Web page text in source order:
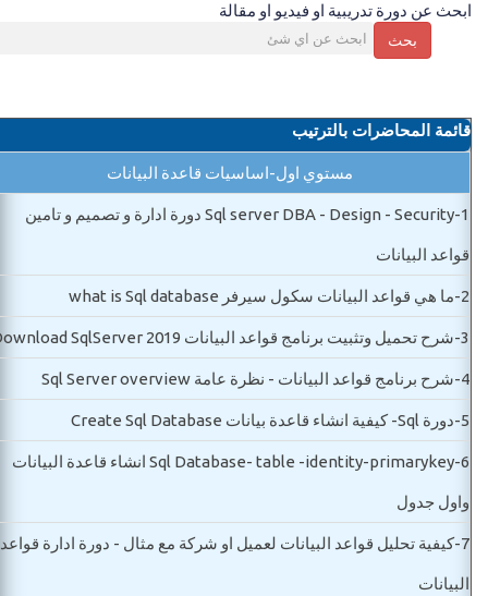
ابحث عن دورة تدريبية او فيديو او مقالة
بحث
قائمة المحاضرات بالترتيب
مستوي اول-اساسيات قاعدة البيانات
1- Sql server DBA - Design - Security دورة ادارة و تصميم و تامين
قواعد البيانات
2- ما هي قواعد البيانات سكول سيرفر what is Sql database
3- شرح تحميل وتثبيت برنامج قواعد البيانات Download SqlServer 2019
4- شرح برنامج قواعد البيانات - نظرة عامة Sql Server overview
5- دورة Sql- كيفية انشاء قاعدة بيانات Create Sql Database
6- Sql Database- table -identity-primarykey انشاء قاعدة البيانات
واول جدول
7- كيفية تحليل قواعد البيانات لعميل او شركة مع مثال - دورة ادارة قواعد
البيانات